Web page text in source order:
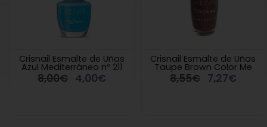
Crisnail Esmalte de Uñas
Azul Mediterráneo nº 211
8,00€ 4,00€
Crisnail Esmalte de Uñas
Taupe Brown Color Me
8,55€ 7,27€